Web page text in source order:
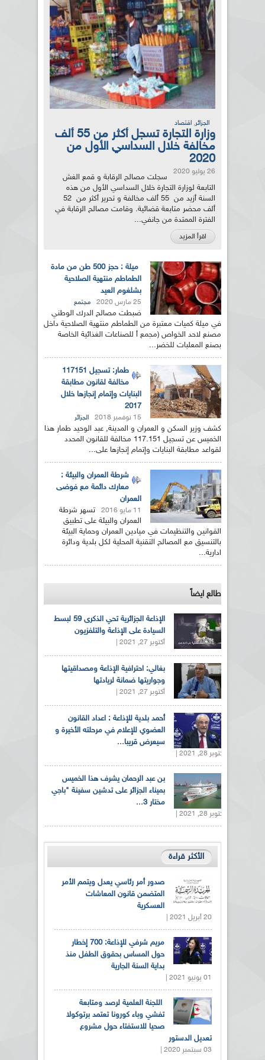
الجزائر, اقتصاد
وزارة التجارة تسجل أكثر من 55 ألف
مخالفة خلال السداسي الأول من
2020
26 يوليو 2020
سجلت مصالح الرقابة و قمع الغش
التابعة لوزارة التجارة خلال السداسي الأول من هذه
السنة أزيد من 55 ألف مخالفة و تحرير أكثر من 52
ألف محضر متابعة قضائية. وقامت مصالح الرقابة في
الفترة الممتدة من جانفي...
اقرأ المزيد
ميلة : حجز 500 طن من مادة
الطماطم منتهية الصلاحية
بشلغوم العيد
25 مارس 2020 مجتمع
ضبطت مصالح الدرك الوطني
في ميلة كميات معتبرة من الطماطم منتهية الصلاحية داخل
مصنع لاحد الخواص (مجمع أ للصناعات الغذائية الخاصة
بصنع المعلبات للخضر...
طمار: تسجيل 117151
مخالفة لقانون مطابقة
البنايات وإتمام إنجازها خلال
2017
15 نوفمبر 2018 الجزائر
كشف وزير السكن و العمران و المدينة, عبد الوحيد طمار هذا
الخميس عن تسجيل 117.151 مخالفة للقانون المحدد
لقواعد مطابقة البنايات وإتمام إنجازها على...
شرطة العمران والبيئة :
معارك دائمة مع فوضى
العمران
11 مايو 2016
تسهر شرطة
العمران والبيئة على تطبيق
القوانين والتنظيمات في ميادين العمران وحماية البيئة
بالتنسيق مع المصالح التقنية المحلية لكل بلدية ودائرة
ادارية...
طالع ايضاً
الإذاعة الجزائرية تحي الذكرى 59 لبسط
السيادة على الإذاعة والتلفزيون
أكتوبر 27, 2021 |
بغالي: احترافية الإذاعة ومصداقيتها
وجواريتها ضمانة لريادتها
أكتوبر 27, 2021 |
أحمد بلدية للإذاعة : اعداد القانون
العضوي للإعلام في مرحلته الأخيرة و
سيعرض قريبا...
أكتوبر 28, 2021 |
بن عبد الرحمان يشرف هذا الخميس
بميناء الجزائر على تدشين سفينة "باجي
مختار 3...
أكتوبر 28, 2021 |
الأكثر قراءة
صدور أمر رئاسي يعدل ويتمم الأمر
المتضمن قانون المعاشات
العسكرية
20 أبريل 2021 |
مريم شرفي للإذاعة: 700 إخطار
حول المساس بحقوق الطفل منذ
بداية السنة الجارية
01 يونيو 2021 |
اللجنة العلمية لرصد ومتابعة
تفشي وباء كورونا تعتمد برتوكولا
صحيا للاستفتاء حول مشروع
تعديل الدستور
03 سبتمبر 2020 |